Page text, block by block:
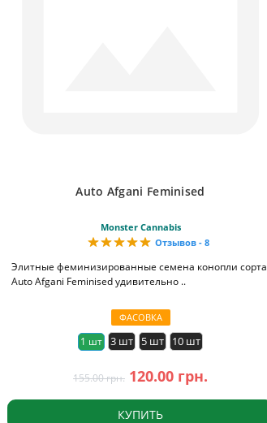
Auto Afgani Feminised
Monster Cannabis
Отзывов - 8
Элитные феминизированные семена конопли сорта
Auto Afgani Feminised удивительно ..
ФАСОВКА
1 шт 3 шт 5 шт 10 шт
155.00 грн. 120.00 грн.
КУПИТЬ